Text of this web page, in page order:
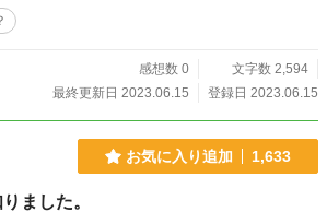
感想数 0
文字数 2,594
最終更新日 2023.06.15
登録日 2023.06.15
お気に入り追加 1,633
ました。